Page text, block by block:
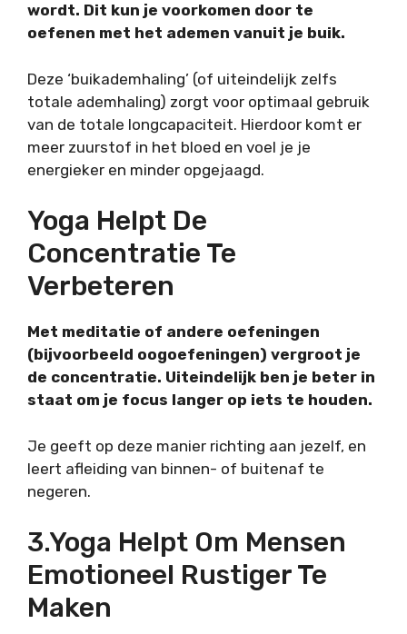
wordt. Dit kun je voorkomen door te
oefenen met het ademen vanuit je buik.
Deze ‘buikademhaling’ (of uiteindelijk zelfs
totale ademhaling) zorgt voor optimaal gebruik
van de totale longcapaciteit. Hierdoor komt er
meer zuurstof in het bloed en voel je je
energieker en minder opgejaagd.
Yoga Helpt De
Concentratie Te
Verbeteren
Met meditatie of andere oefeningen
(bijvoorbeeld oogoefeningen) vergroot je
de concentratie. Uiteindelijk ben je beter in
staat om je focus langer op iets te houden.
Je geeft op deze manier richting aan jezelf, en
leert afleiding van binnen- of buitenaf te
negeren.
3.Yoga Helpt Om Mensen
Emotioneel Rustiger Te
Maken